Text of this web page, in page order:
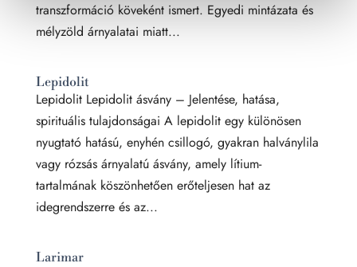
transzformáció köveként ismert. Egyedi mintázata és
mélyzöld árnyalatai miatt...
Lepidolit
Lepidolit Lepidolit ásvány – Jelentése, hatása,
spirituális tulajdonságai A lepidolit egy különösen
nyugtató hatású, enyhén csillogó, gyakran halványlila
vagy rózsás árnyalatú ásvány, amely lítium-
tartalmának köszönhetően erőteljesen hat az
idegrendszerre és az...
Larimar